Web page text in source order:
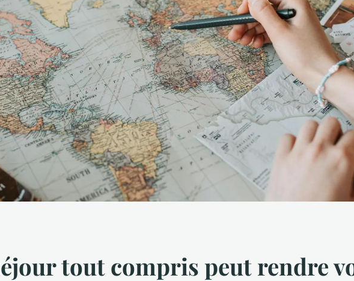
tout compris peut rendre